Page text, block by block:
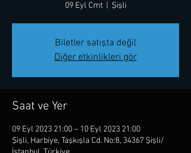
09 Eyl Cmt
  |
Şişli
Biletler satışta değil
Diğer etkinlikleri gör
Saat ve Yer
09 Eyl 2023 21:00 – 10 Eyl 2023 21:00
Şişli, Harbiye, Taşkışla Cd. No:8, 34367 Şişli/